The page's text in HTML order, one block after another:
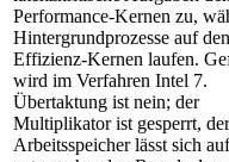
Performance-Kernen zu,
Hintergrundprozesse auf den
Effizienz-Kernen laufen.
wird im Verfahren Intel 7.
Übertaktung ist nein; der
Multiplikator ist gesperrt, der
Arbeitsspeicher lässt sich auf